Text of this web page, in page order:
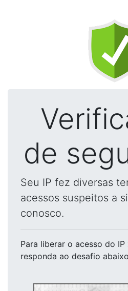
de
Seu IP fez diversas
acessos suspeitos a
conosco.
Para liberar o acesso do IP
responda ao desafio